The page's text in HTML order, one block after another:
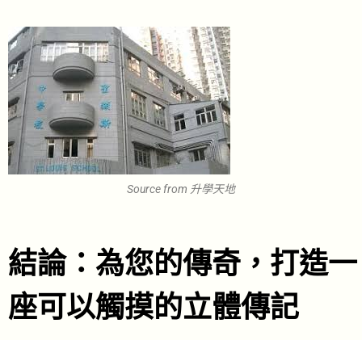
Source from 升學天地
結論：為您的傳奇，打造一
座可以觸摸的立體傳記